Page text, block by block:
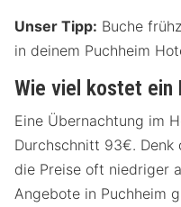
Unser Tipp: Buche
in deinem Puchheim
Wie viel kostet ein
Eine Übernachtung im
Durchschnitt 93€. Denk
die Preise oft niedriger
Angebote in Puchheim